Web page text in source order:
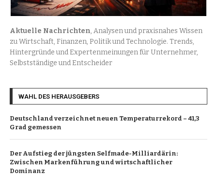
Aktuelle Nachrichten, Analysen und praxisnahes Wissen
zu Wirtschaft, Finanzen, Politik und Technologie. Trends,
Hintergründe und Expertenmeinungen für Unternehmer,
Selbstständige und Entscheider
WAHL DES HERAUSGEBERS
Deutschland verzeichnet neuen Temperaturrekord – 41,3
Grad gemessen
Der Aufstieg der jüngsten Selfmade-Milliardärin:
Zwischen Markenführung und wirtschaftlicher
Dominanz